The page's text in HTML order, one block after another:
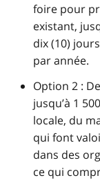
foire pour
existant,
dix (10)
par année.
Option 2 :
jusqu’à 1
locale, du
qui font
dans des
ce qui